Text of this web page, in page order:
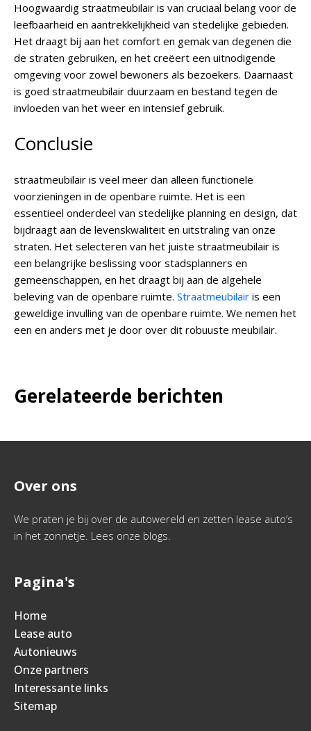
Hoogwaardig straatmeubilair is van cruciaal belang voor de
leefbaarheid en aantrekkelijkheid van stedelijke gebieden.
Het draagt bij aan het comfort en gemak van degenen die
de straten gebruiken, en het creëert een uitnodigende
omgeving voor zowel bewoners als bezoekers. Daarnaast
is goed straatmeubilair duurzaam en bestand tegen de
invloeden van het weer en intensief gebruik.
Conclusie
straatmeubilair is veel meer dan alleen functionele
voorzieningen in de openbare ruimte. Het is een
essentieel onderdeel van stedelijke planning en design, dat
bijdraagt aan de levenskwaliteit en uitstraling van onze
straten. Het selecteren van het juiste straatmeubilair is
een belangrijke beslissing voor stadsplanners en
gemeenschappen, en het draagt bij aan de algehele
beleving van de openbare ruimte. Straatmeubilair is een
geweldige invulling van de openbare ruimte. We nemen het
een en anders met je door over dit robuuste meubilair.
Gerelateerde berichten
Over ons
We praten je bij over de autowereld en zetten lease auto’s
in het zonnetje. Lees onze blogs.
Pagina's
Home
Lease auto
Autonieuws
Onze partners
Interessante links
Sitemap